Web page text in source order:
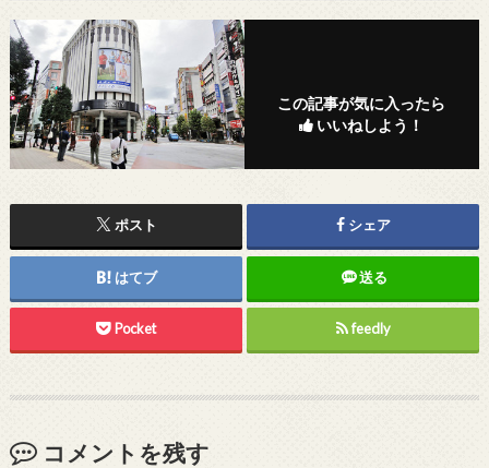
この記事が気に入ったら
いいねしよう！
ポスト シェア
はてブ 送る
Pocket feedly
コメントを残す